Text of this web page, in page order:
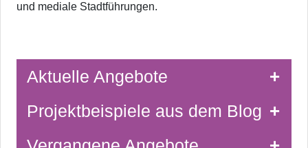
und mediale Stadtführungen.
Aktuelle Angebote
Projektbeispiele aus dem Blog